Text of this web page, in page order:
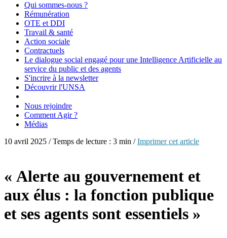
Qui sommes-nous ?
Rémunération
OTE et DDI
Travail & santé
Action sociale
Contractuels
Le dialogue social engagé pour une Intelligence Artificielle au
service du public et des agents
S'incrire à la newsletter
Découvrir l'UNSA
Nous rejoindre
Comment Agir ?
Médias
10 avril 2025 / Temps de lecture : 3 min /Imprimer cet article
« Alerte au gouvernement et
aux élus : la fonction publique
et ses agents sont essentiels »